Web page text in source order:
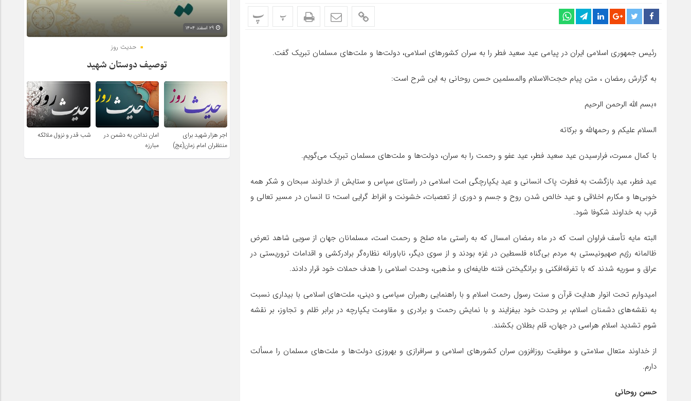
پ پ
رئیس جمهوری اسلامی ایران در پیامی عید سعید فطر را به سران کشورهای اسلامی، دولت‌ها و ملت‌های مسلمان تبریک گفت.
به گزارش رمضان ، متن پیام حجت‌الاسلام والمسلمین حسن روحانی به این شرح است:
«بسم الله الرحمن الرحیم
السلام علیکم و رحمهالله و برکاته
با کمال مسرت، فرارسیدن عید سعید فطر، عید عفو و رحمت را به سران، دولت‌ها و ملت‌های مسلمان تبریک می‌گویم.
عید فطر، عید بازگشت به فطرت پاک انسانی و عید یکپارچگی امت اسلامی در راستای سپاس و ستایش از خداوند سبحان و شکر همه
خوبی‌ها و مکارم اخلاقی و عید خالص شدن روح و جسم و دوری از تعصبات، خشونت و افراط گرایی است؛ تا انسان در مسیر تعالی و
قرب به خداوند شکوفا شود.
البته مایه تأسف فراوان است که در ماه رمضان امسال که به راستی ماه صلح و رحمت است، مسلمانان جهان از سویی شاهد تعرض
ظالمانه رژیم صهیونیستی به مردم بی‌گناه فلسطین در غزه بودند و از سوی دیگر، ناباورانه نظاره‌گر برادرکشی و اقدامات تروریستی در
عراق و سوریه شدند که با تفرقه‌افکنی و برانگیختن فتنه طایفه‌ای و مذهبی، وحدت اسلامی را هدف حملات خود قرار دادند.
امیدوارم تحت انوار هدایت قرآن و سنت رسول رحمت اسلام و با راهنمایی رهبران سیاسی و دینی، ملت‌های اسلامی با بیداری نسبت
به نقشه‌های دشمنان اسلام، بر وحدت خود بیفزایند و با نمایش رحمت و برادری و مقاومت یکپارچه در برابر ظلم و تجاوز، بر نقشه
شوم تشدید اسلام هراسی در جهان، قلم بطلان بکشند.
از خداوند متعال سلامتی و موفقیت روزافزون سران کشورهای اسلامی و سرافرازی و بهروزی دولت‌ها و ملت‌های مسلمان را مسألت
دارم.
حسن روحانی
حدیث روز
توصیف دوستان شهید
اجر هزار شهید برای
منتظران امام زمان(عج)
امان ندادن به دشمن در
مبارزه
شب قدر و نزول ملائکه